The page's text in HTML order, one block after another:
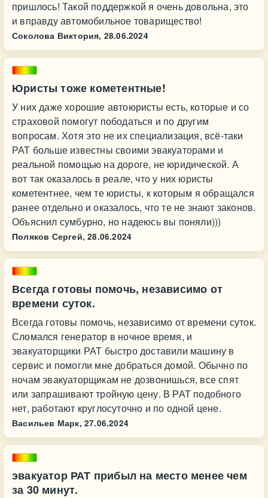
пришлось! Такой поддержкой я очень довольна, это
и вправду автомобильное товарищество!
Соколова Виктория, 28.06.2024
Юристы тоже кометентные!
У них даже хорошие автоюристы есть, которые и со
страховой помогут пободаться и по другим
вопросам. Хотя это не их специализация, всё-таки
РАТ больше известны своими эвакуаторами и
реальной помощью на дороге, не юридической. А
вот так оказалось в реале, что у них юристы
кометентнее, чем те юристы, к которым я обращался
ранее отдельно и оказалось, что те не знают законов.
Объяснил сумбурно, но надеюсь вы поняли)))
Поляков Сергей, 28.06.2024
Всегда готовы помочь, независимо от
времени суток.
Всегда готовы помочь, независимо от времени суток.
Сломался генератор в ночное время, и
эвакуаторщики РАТ быстро доставили машину в
сервис и помогли мне добраться домой. Обычно по
ночам эвакуаторщикам не дозвонишься, все спят
или запрашивают тройную цену. В РАТ подобного
нет, работают круглосуточно и по одной цене.
Васильев Марк, 27.06.2024
эвакуатор РАТ прибыл на место менее чем
за 30 минут.